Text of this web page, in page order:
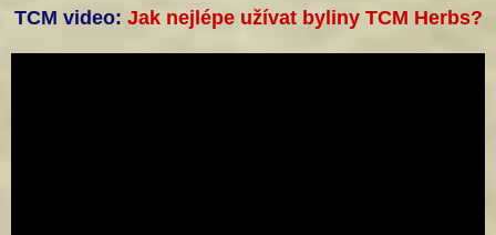
TCM video: Jak nejlépe užívat byliny TCM Herbs?